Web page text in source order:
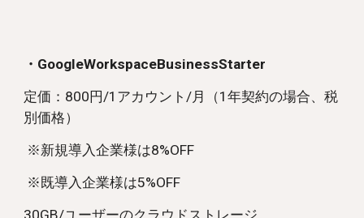
・GoogleWorkspaceBusinessStarter
定価：800 円/1アカウント/月（1年契約の場合、税
別価格）
※新規導入企業様は8%OFF
※既導入企業様は5%OFF
30GB/ユーザーのクラウドストレージ